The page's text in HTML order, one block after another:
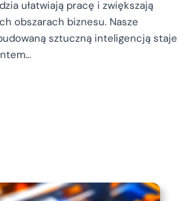
ułatwiają pracę i zwiększają
obszarach biznesu. Nasze
sztuczną inteligencją staje